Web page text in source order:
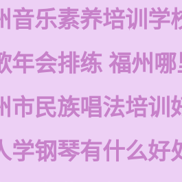
音乐素养培训学
年会排练 福州
市民族唱法培训
学钢琴有什么好